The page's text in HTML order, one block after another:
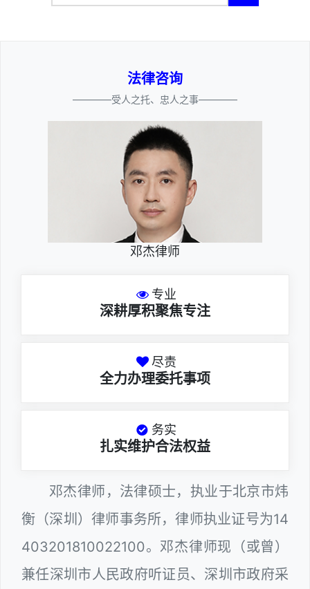
法律咨询
————受人之托、忠人之事————
邓杰律师
专业
深耕厚积聚焦专注
尽责
全力办理委托事项
务实
扎实维护合法权益
邓杰律师，法律硕士，执业于北京市炜
衡（深圳）律师事务所，律师执业证号为14
403201810022100。邓杰律师现（或曾）
兼任深圳市人民政府听证员、深圳市政府采